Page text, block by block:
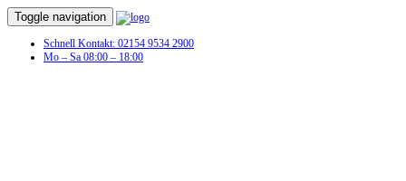
Toggle navigation
Schnell Kontakt: 02154 9534 2900
Mo – Sa 08:00 – 18:00